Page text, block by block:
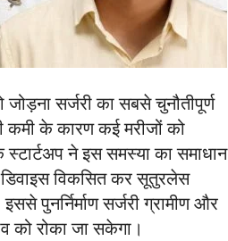
सर्जरी का सबसे चुनौतीपूर्ण
कमी के कारण कई मरीजों को
ने इस समस्या का समाधान
विकसित कर सूतुरलेस
पुनर्निर्माण सर्जरी ग्रामीण और
को रोका जा सकेगा।